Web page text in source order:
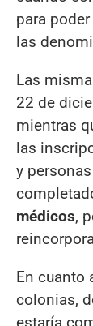
para
las
Las
22 de
mientras
las
y
médicos,
En cuanto
colonias,
estaría